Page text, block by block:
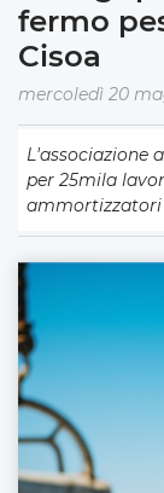
fermo
Cisoa
mercoledì 20
L'associazione
per 25mila